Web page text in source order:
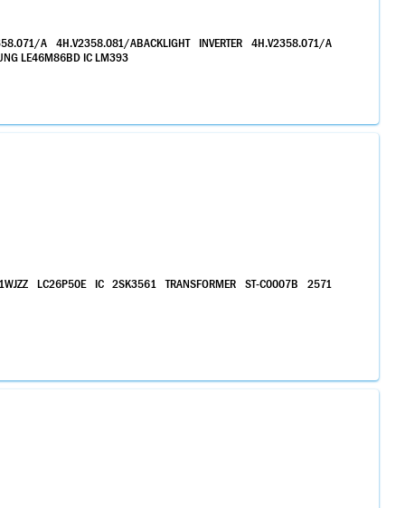
A 4H.V2358.081/ABACKLIGHT INVERTER 4H.V2358.071/A
LE46M86BD IC LM393
LC26P50E IC 2SK3561 TRANSFORMER ST-C0007B 2571